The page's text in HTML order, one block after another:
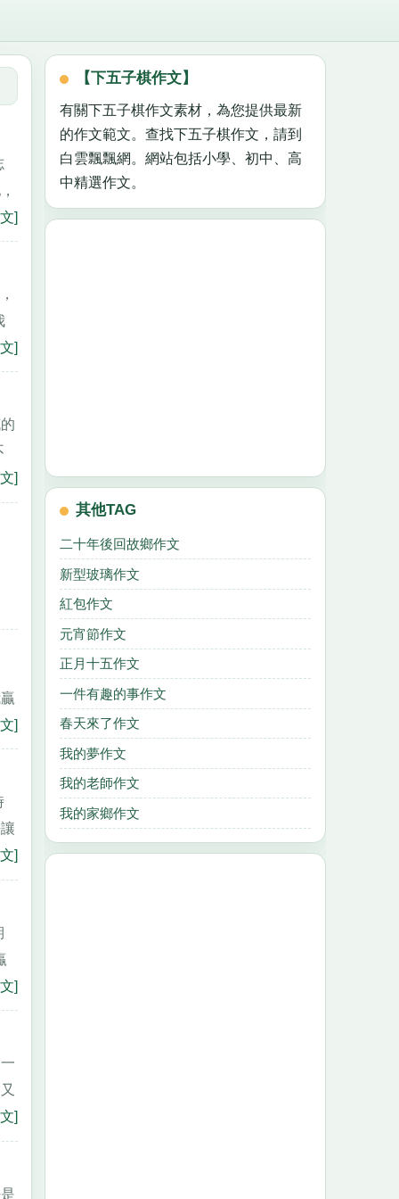
]
]
]
]
]
]
]
【下五子棋作文】
有關下五子棋作文素材，為您提供最新
的作文範文。查找下五子棋作文，請到
白雲飄飄網。網站包括小學、初中、高
中精選作文。
其他TAG
二十年後回故鄉作文
新型玻璃作文
紅包作文
元宵節作文
正月十五作文
一件有趣的事作文
春天來了作文
我的夢作文
我的老師作文
我的家鄉作文